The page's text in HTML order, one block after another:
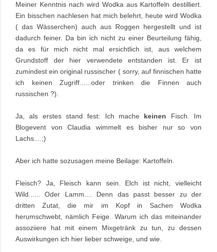
Meiner Kenntnis nach wird Wodka aus Kartoffeln destilliert.
Ein bisschen nachlesen hat mich belehrt, heute wird Wodka
( das Wässerchen) auch aus Roggen hergestellt und ist
dadurch feiner. Da bin ich nicht zu einer Beurteilung fähig,
da es für mich nicht mal ersichtlich ist, aus welchem
Grundstoff der hier verwendete entstanden ist. Er ist
zumindest ein original russischer ( sorry, auf finnischen hatte
ich keinen Zugriff......oder trinken die Finnen auch
russischen ?).
Ja, als erstes stand fest: Ich mache keinen Fisch. Im
Blogevent von Claudia wimmelt es bisher nur so von
Lachs....;)
Aber ich hatte sozusagen meine Beilage: Kartoffeln.
Fleisch? Ja, Fleisch kann sein. Elch ist nicht, vielleicht
Wild...... Oder Lamm.... Denn das passt besser zu der
dritten Zutat, die mir im Kopf in Sachen Wodka
herumschwebt, nämlich Feige. Warum ich das miteinander
assoziiere hat mit einem Mixgetränk zu tun, zu dessen
Auswirkungen ich hier lieber schweige, und wie.